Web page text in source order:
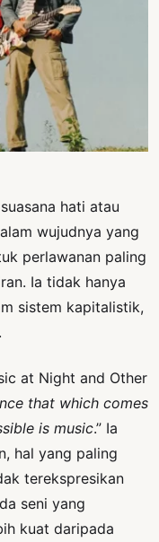
hati atau
wujudnya yang
perlawanan paling
Ia tidak hanya
sistem kapitalistik,
at Night and Other
that which comes
is music.” Ia
hal yang paling
terekspresikan
seni yang
kuat daripada